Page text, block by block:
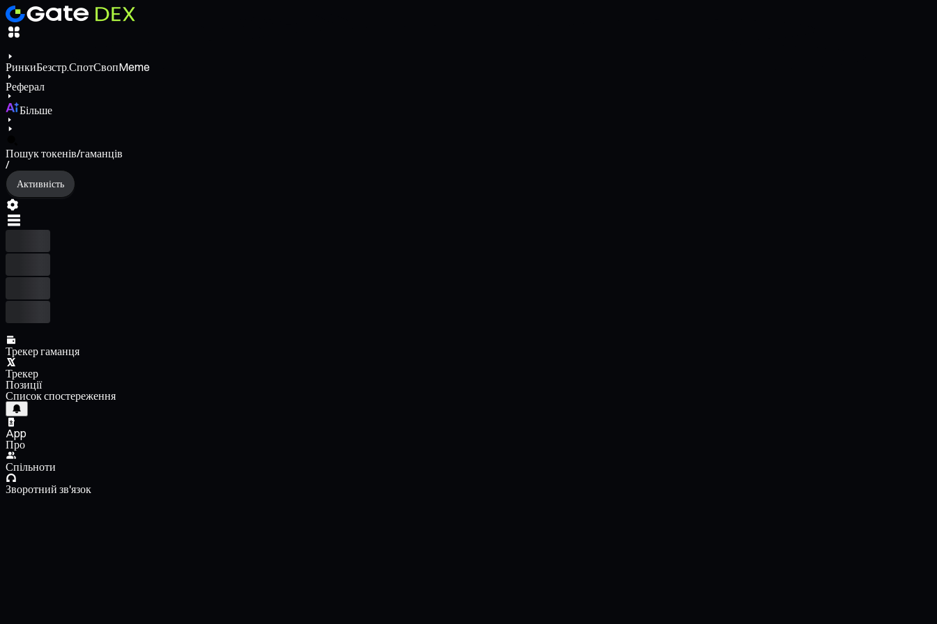
РинкиБезстр.СпотСвопMeme
Реферал
Більше
Пошук токенів/гаманців
/
Активність
Трекер гаманця
Трекер
Позиції
Список спостереження
App
Про
Спільноти
Зворотний зв'язок